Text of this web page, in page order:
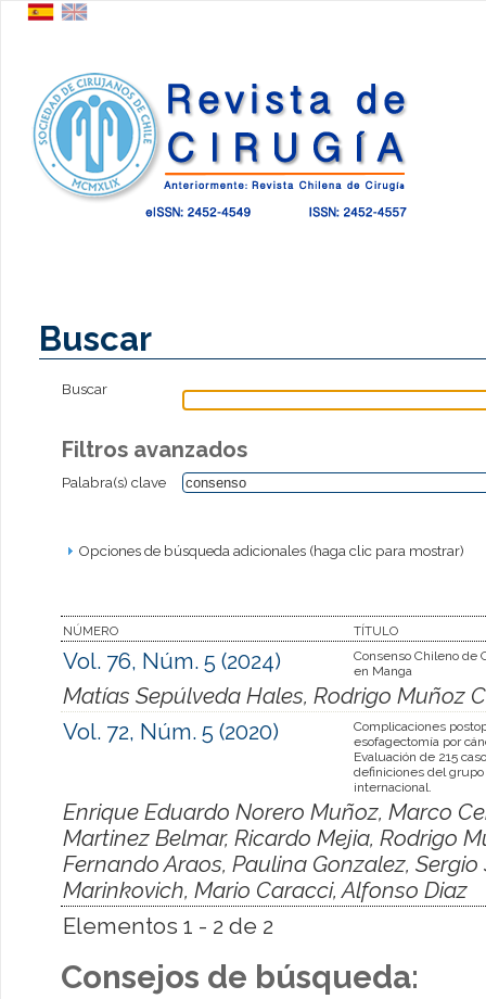
Buscar
Buscar
Filtros avanzados
Palabra(s) clave
Opciones de búsqueda adicionales (haga clic para mostrar)
NÚMERO TÍTULO
Vol. 76, Núm. 5 (2024)
Consenso Chileno de
en Manga
Matías Sepúlveda Hales, Rodrigo Muñoz
Vol. 72, Núm. 5 (2020)
Complicaciones
esofagectomía por
Evaluación de 215
definiciones del
internacional.
Enrique Eduardo Norero Muñoz, Marco
Martinez Belmar, Ricardo Mejia, Rodrigo
Fernando Araos, Paulina Gonzalez,
Marinkovich, Mario Caracci, Alfonso Diaz
Elementos 1 - 2 de 2
Consejos de búsqueda: